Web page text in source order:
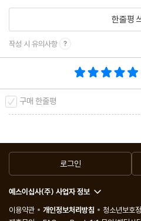
한줄평
작성 시 유의사항
구매 한줄평
로그인
예스이십사(주) 사업자 정보
이용약관
개인정보처리방침
청소년보호